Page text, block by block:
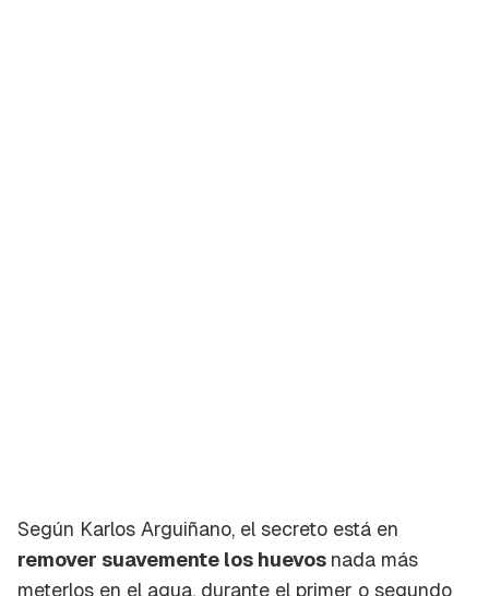
Según Karlos Arguiñano, el secreto está en
remover suavemente los huevos nada más
meterlos en el agua, durante el primer o segundo